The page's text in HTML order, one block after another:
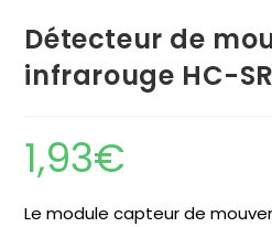
Détecteur de
infrarouge HC-
1,93€
Le module capteur de